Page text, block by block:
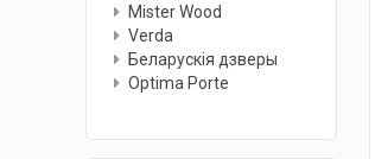
Мister Wood
Verda
Беларускiя дзверы
Optima Porte